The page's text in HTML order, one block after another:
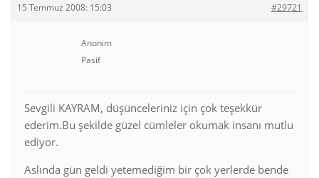
15 Temmuz 2008: 15:03 #29721
Anonim
Pasif
Sevgili KAYRAM, düşünceleriniz için çok teşekkür
ederim.Bu şekilde güzel cümleler okumak insanı mutlu
ediyor.
Aslında gün geldi yetemediğim bir çok yerlerde bende